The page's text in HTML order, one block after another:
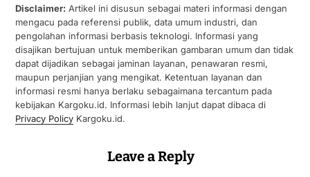
Disclaimer:Artikel ini disusun sebagai materi informasi dengan
mengacu pada referensi publik, data umum industri, dan
pengolahan informasi berbasis teknologi. Informasi yang
disajikan bertujuan untuk memberikan gambaran umum dan tidak
dapat dijadikan sebagai jaminan layanan, penawaran resmi,
maupun perjanjian yang mengikat. Ketentuan layanan dan
informasi resmi hanya berlaku sebagaimana tercantum pada
kebijakan Kargoku.id. Informasi lebih lanjut dapat dibaca di
Privacy PolicyKargoku.id.
Leave a Reply